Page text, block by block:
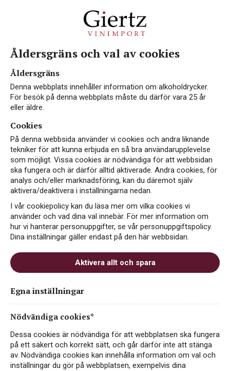
Vin med Gewurztraminer
Upptäck Gewurztraminer med
The Wine Team
Gewurztraminer: En Aromatisk Skatt
Hos The Wine Team är vi stolta över att presentera vår
exklusiva samling av Gewurztraminer-viner.
Gewurztraminer är en druva känd för sina distinkta aromer
och fylliga smaker, ofta med toner av litchi, rosor och
kryddor. Denna druva är särskilt populär i Alsace-regionen
i Frankrike, där den trivs i det svala klimatet och på de
Vad är Gewurztraminer?
Gewurztraminer är en vit druva som producerar
är kända för sina intensiva dofter och en komplex
smakprofil som inkluderar fruktiga, blommiga och
kryddiga toner. Druvan odlas främst i Alsace, men även i
USA.
Smakprofil och Matparning
Gewurztraminer-viner är mångsidiga och erbjuder en
Åldersgräns och val av cookies
Åldersgräns
Denna webbplats innehåller information om alkoholdrycker.
För besök på denna webbplats måste du därför vara 25 år
eller äldre.
Cookies
På denna webbsida använder vi cookies och andra liknande
tekniker för att kunna erbjuda en så bra användarupplevelse
som möjligt. Vissa cookies är nödvändiga för att webbsidan
ska fungera och är därför alltid aktiverade. Andra cookies, för
analys och/eller marknadsföring, kan du däremot själv
aktivera/deaktivera i inställningarna nedan.
I vår cookiepolicy kan du läsa mer om vilka cookies vi
använder och vad dina val innebär. För mer information om
hur vi hanterar personuppgifter, se vår personuppgiftspolicy.
Dina inställningar gäller endast på den här webbsidan.
Aktivera allt och spara
Egna inställningar
Nödvändiga cookies*
Dessa cookies är nödvändiga för att webbplatsen ska fungera
på ett säkert och korrekt sätt, och går därför inte att stänga
av. Nödvändiga cookies kan innehålla information om val och
inställningar du gör på webbplatsen, exempelvis dina